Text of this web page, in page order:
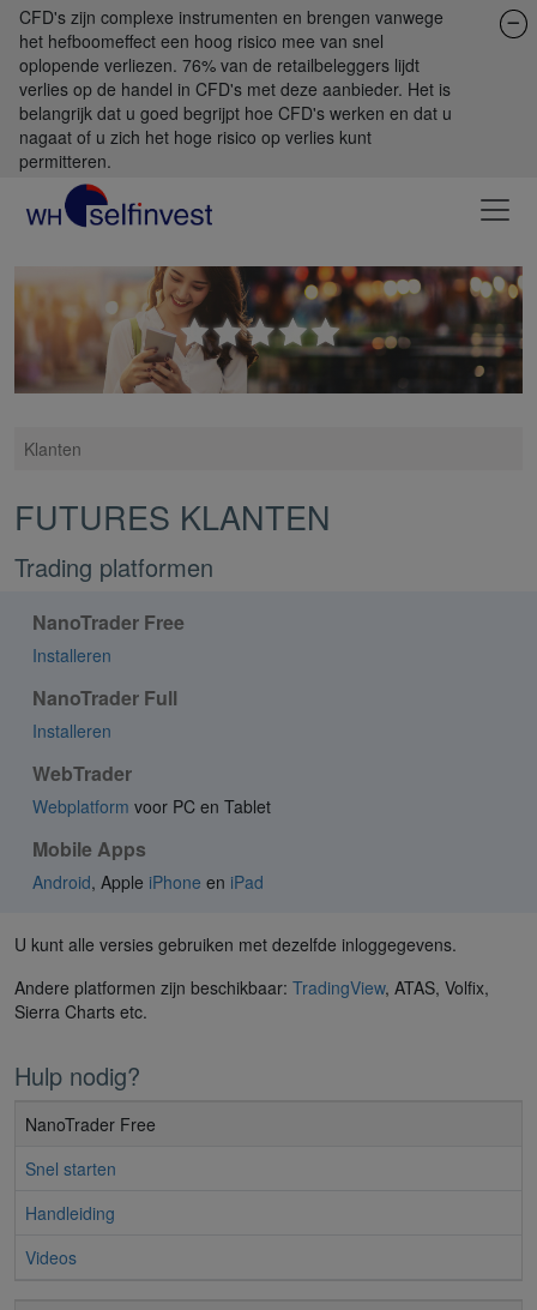
CFD's zijn complexe instrumenten en brengen vanwege
het hefboomeffect een hoog risico mee van snel
oplopende verliezen. 76% van de retailbeleggers lijdt
verlies op de handel in CFD's met deze aanbieder. Het is
belangrijk dat u goed begrijpt hoe CFD's werken en dat u
nagaat of u zich het hoge risico op verlies kunt
permitteren.
Klanten
FUTURES KLANTEN
Trading platformen
NanoTrader Free
Installeren
NanoTrader Full
Installeren
WebTrader
Webplatform voor PC en Tablet
Mobile Apps
Android, Apple iPhone en iPad
U kunt alle versies gebruiken met dezelfde inloggegevens.
Andere platformen zijn beschikbaar: TradingView, ATAS, Volfix,
Sierra Charts etc.
Hulp nodig?
NanoTrader Free
Snel starten
Handleiding
Videos